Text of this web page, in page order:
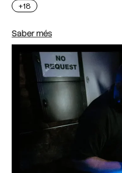
+18
Saber més